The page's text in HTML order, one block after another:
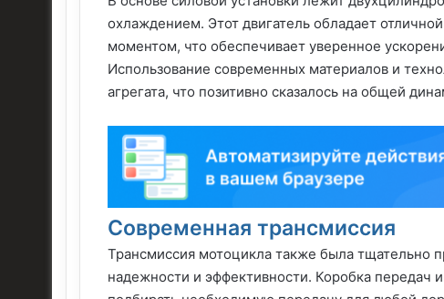
охлаждением. Этот двигатель обладает
моментом, что обеспечивает уверенное
Использование современных материалов и
агрегата, что позитивно сказалось на общей
Современная трансмиссия
Трансмиссия мотоцикла также была тщательно
надежности и эффективности. Коробка передач